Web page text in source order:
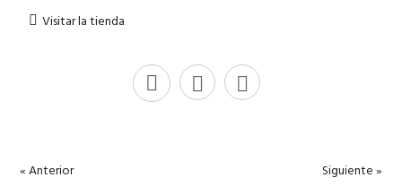
Visitar la tienda
« Anterior Siguiente »